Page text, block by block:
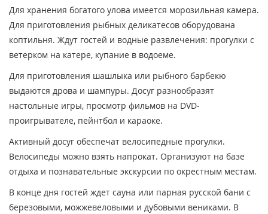
Для хранения богатого улова имеется морозильная камера.
Для приготовления рыбных деликатесов оборудована
коптильня. Ждут гостей и водные развлечения: прогулки с
ветерком на катере, купание в водоеме.
Для приготовления шашлыка или рыбного барбекю
выдаются дрова и шампуры. Досуг разнообразят
настольные игры, просмотр фильмов на DVD-
проигрывателе, пейнтбол и караоке.
Активный досуг обеспечат велосипедные прогулки.
Велосипеды можно взять напрокат. Организуют на базе
отдыха и познавательные экскурсии по окрестным местам.
В конце дня гостей ждет сауна или парная русской бани с
березовыми, можжевеловыми и дубовыми вениками. В